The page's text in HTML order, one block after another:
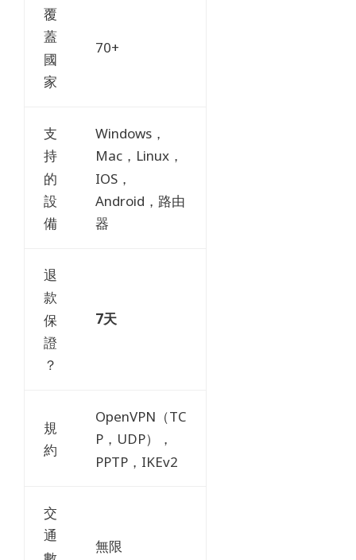
覆
蓋
國
家
70+
支
持
的
設
備
Windows，
Mac，Linux，
IOS，
Android，路由
器
退
款
保
證
？
7天
規
約
OpenVPN（TC
P，UDP），
PPTP，IKEv2
交
通
無限